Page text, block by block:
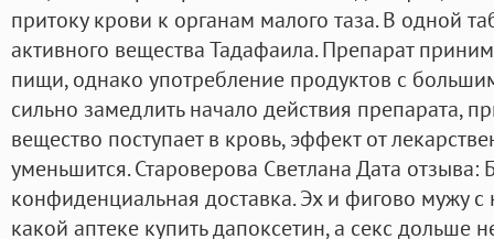
притоку крови к органам малого таза. В одной
активного вещества Тадафаила. Препарат
пищи, однако употребление продуктов с
сильно замедлить начало действия препарата,
вещество поступает в кровь, эффект от
уменьшится. Староверова Светлана Дата отзыва:
конфиденциальная доставка. Эх и фигово мужу
какой аптеке купить дапоксетин, а секс дольше